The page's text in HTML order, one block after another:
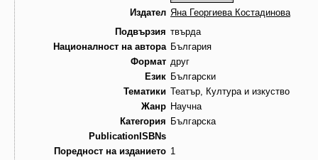
Издател Яна Георгиева Костадинова
Подвързия твърда
Националност на автора България
Формат друг
Език Български
Тематики Театър, Култура и изкуство
Жанр Научна
Категория Българска
PublicationISBNs
Поредност на изданието 1